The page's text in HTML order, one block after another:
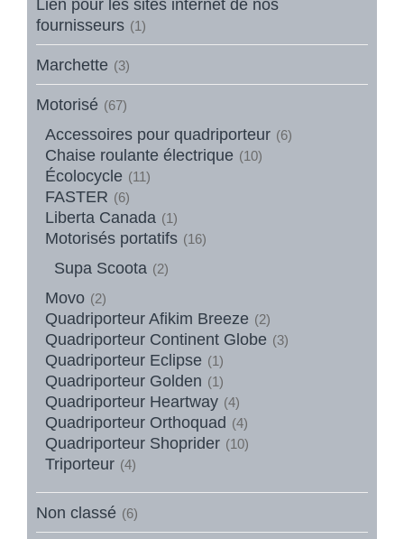
Lien pour les sites internet de nos
fournisseurs (1)
Marchette (3)
Motorisé (67)
Accessoires pour quadriporteur (6)
Chaise roulante électrique (10)
Écolocycle (11)
FASTER (6)
Liberta Canada (1)
Motorisés portatifs (16)
Supa Scoota (2)
Movo (2)
Quadriporteur Afikim Breeze (2)
Quadriporteur Continent Globe (3)
Quadriporteur Eclipse (1)
Quadriporteur Golden (1)
Quadriporteur Heartway (4)
Quadriporteur Orthoquad (4)
Quadriporteur Shoprider (10)
Triporteur (4)
Non classé (6)